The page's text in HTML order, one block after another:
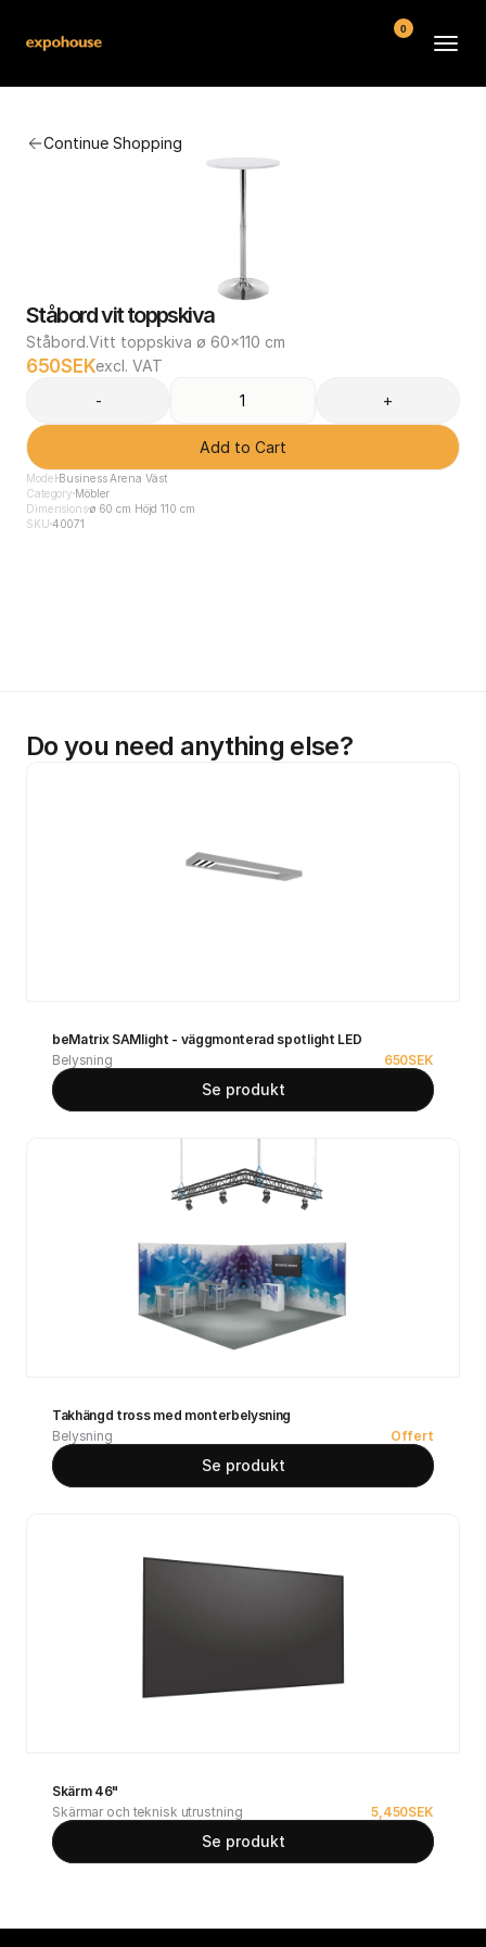
Continue Shopping
Ståbord vit toppskiva
Ståbord.Vitt toppskiva ø 60x110 cm
650SEKexcl. VAT
-
+
Add to Cart
Model Business Arena Väst
Category Möbler
Dimensionsø 60 cm Höjd 110 cm
SKU 40071
Do you need anything else?
beMatrix SAMlight - väggmonterad spotlight LED
Belysning
650SEK
Se produkt
Takhängd tross med monterbelysning
Belysning
Offert
Se produkt
Skärm 46"
Skärmar och teknisk utrustning
5,450SEK
Se produkt
FAQ
Conditions
0